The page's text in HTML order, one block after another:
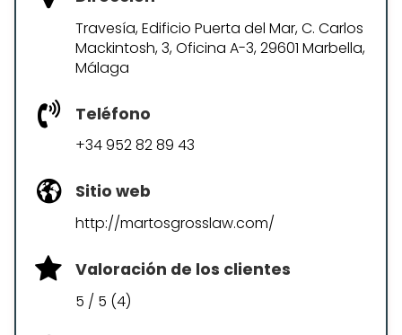
Travesía, Edificio Puerta del Mar, C. Carlos
Mackintosh, 3, Oficina A-3, 29601 Marbella,
Málaga
Teléfono
+34 952 82 89 43
Sitio web
http://martosgrosslaw.com/
Valoración de los clientes
5 / 5 (4)